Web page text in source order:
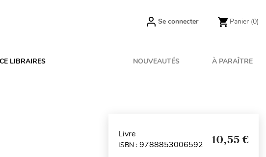
Se connecter Panier (0)
LIBRAIRES NOUVEAUTÉS À PARAÎTRE
Livre
ISBN : 9788853006592 10,55 €